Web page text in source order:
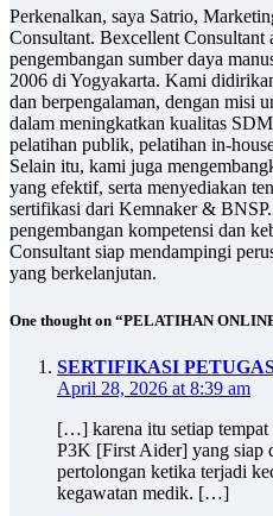
Perkenalkan, saya Satrio,
Consultant. Bexcellent Consultant
pengembangan sumber daya
2006 di Yogyakarta. Kami
dan berpengalaman, dengan misi
dalam meningkatkan kualitas
pelatihan publik, pelatihan in-
Selain itu, kami juga
yang efektif, serta menyediakan
sertifikasi dari Kemnaker &
pengembangan kompetensi dan
Consultant siap mendampingi
yang berkelanjutan.
One thought on “PELATIHAN
SERTIFIKASI
April 28, 2026 at 8:39 am
[…] karena itu setiap tempat
P3K [First Aider] yang siap
pertolongan ketika terjadi
kegawatan medik. […]